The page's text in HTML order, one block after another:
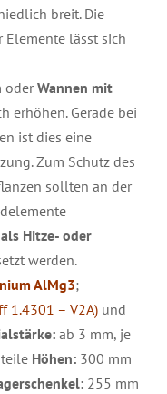
breit. Die
Elemente lässt sich
oder Wannen mit
erhöhen. Gerade bei
ist dies eine
Zum Schutz des
sollten an der
Hitze- oder
werden.
AlMg3;
1.4301 – V2A)und
ab 3 mm, je
Höhen:300 mm
255 mm